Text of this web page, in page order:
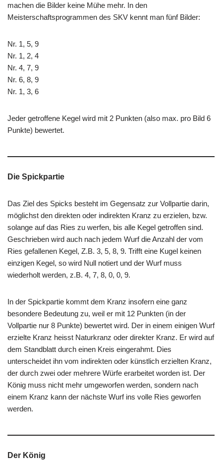
machen die Bilder keine Mühe mehr. In den
Meisterschaftsprogrammen des SKV kennt man fünf Bilder:
Nr. 1, 5, 9
Nr. 1, 2, 4
Nr. 4, 7, 9
Nr. 6, 8, 9
Nr. 1, 3, 6
Jeder getroffene Kegel wird mit 2 Punkten (also max. pro Bild 6
Punkte) bewertet.
Die Spickpartie
Das Ziel des Spicks besteht im Gegensatz zur Vollpartie darin,
möglichst den direkten oder indirekten Kranz zu erzielen, bzw.
solange auf das Ries zu werfen, bis alle Kegel getroffen sind.
Geschrieben wird auch nach jedem Wurf die Anzahl der vom
Ries gefallenen Kegel, Z.B. 3, 5, 8, 9. Trifft eine Kugel keinen
einzigen Kegel, so wird Null notiert und der Wurf muss
wiederholt werden, z.B. 4, 7, 8, 0, 0, 9.
In der Spickpartie kommt dem Kranz insofern eine ganz
besondere Bedeutung zu, weil er mit 12 Punkten (in der
Vollpartie nur 8 Punkte) bewertet wird. Der in einem einigen Wurf
erzielte Kranz heisst Naturkranz oder direkter Kranz. Er wird auf
dem Standblatt durch einen Kreis eingerahmt. Dies
unterscheidet ihn vom indirekten oder künstlich erzielten Kranz,
der durch zwei oder mehrere Würfe erarbeitet worden ist. Der
König muss nicht mehr umgeworfen werden, sondern nach
einem Kranz kann der nächste Wurf ins volle Ries geworfen
werden.
Der König